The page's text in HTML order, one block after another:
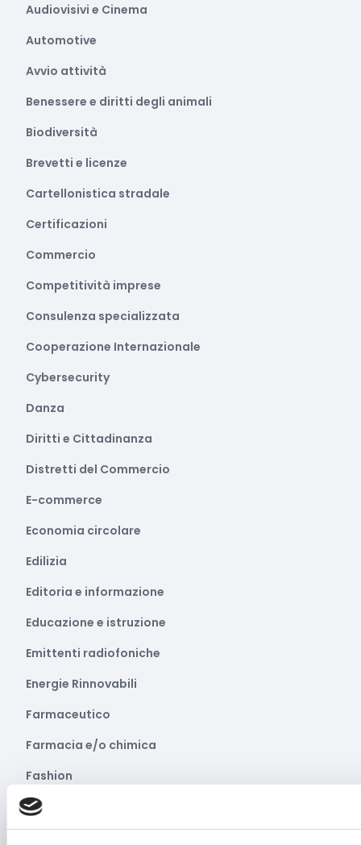
Audiovisivi e Cinema
Automotive
Avvio attività
Benessere e diritti degli animali
Biodiversità
Brevetti e licenze
Cartellonistica stradale
Certificazioni
Commercio
Competitività imprese
Consulenza specializzata
Cooperazione Internazionale
Cybersecurity
Danza
Diritti e Cittadinanza
Distretti del Commercio
E-commerce
Economia circolare
Edilizia
Editoria e informazione
Educazione e istruzione
Emittenti radiofoniche
Energie Rinnovabili
Farmaceutico
Farmacia e/o chimica
Fashion
Festival e mostre